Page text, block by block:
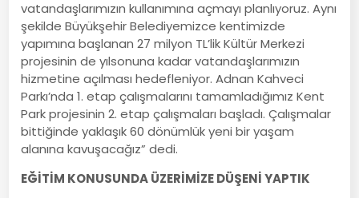
vatandaşlarımızın kullanımına açmayı planlıyoruz. Aynı
şekilde Büyükşehir Belediyemizce kentimizde
yapımına başlanan 27 milyon TL’lik Kültür Merkezi
projesinin de yılsonuna kadar vatandaşlarımızın
hizmetine açılması hedefleniyor. Adnan Kahveci
Parkı’nda 1. etap çalışmalarını tamamladığımız Kent
Park projesinin 2. etap çalışmaları başladı. Çalışmalar
bittiğinde yaklaşık 60 dönümlük yeni bir yaşam
alanına kavuşacağız” dedi.
EĞİTİM KONUSUNDA ÜZERİMİZE DÜŞENİ YAPTIK